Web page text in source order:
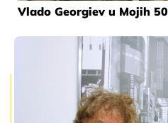
Vlado Georgiev u Mojih 50